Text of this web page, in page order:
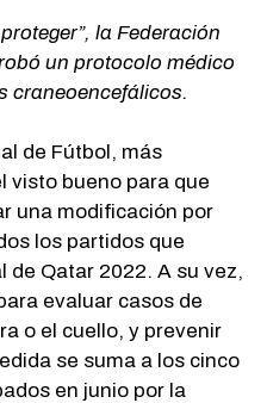
la Federación
un protocolo médico
craneoencefálicos.
de Fútbol, más
visto bueno para que
una modificación por
los partidos que
de Qatar 2022. A su vez,
evaluar casos de
o el cuello, y prevenir
se suma a los cinco
en junio por la